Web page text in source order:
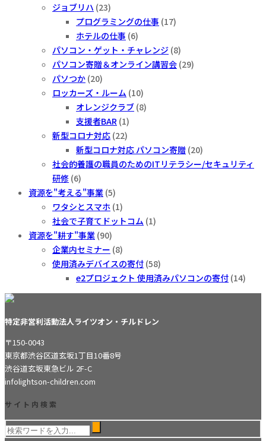
ジョブリハ (23)
プログラミングの仕事 (17)
ホテルの仕事 (6)
パソコン・ゲット・チャレンジ (8)
パソコン寄贈＆オンライン講習会 (29)
パソつか (20)
ロッカーズ・ルーム (10)
オレンジクラブ (8)
支援者BAR (1)
新型コロナ対応 (22)
新型コロナ対応 パソコン寄贈 (20)
社会的養護の職員のためのITリテラシー/セキュリティ
研修 (6)
資源を"考える"事業 (5)
ワタシとスマホ (1)
社会で子育てドットコム (1)
資源を"耕す"事業 (90)
企業内セミナー (8)
使用済みデバイスの寄付 (58)
e2プロジェクト 使用済みパソコンの寄付 (14)
特定非営利活動法人ライツオン・チルドレン
〒150-0043
東京都渋谷区道玄坂1丁目10番8号
渋谷道玄坂東急ビル 2F-C
infolightson-children.com
サイト内検索